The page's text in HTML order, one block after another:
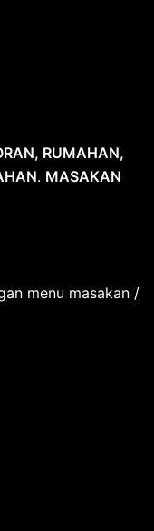
RUMAHAN,
. MASAKAN
menu masakan /